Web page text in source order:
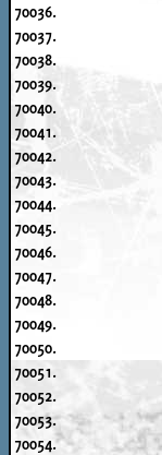
70036.
70037.
70038.
70039.
70040.
70041.
70042.
70043.
70044.
70045.
70046.
70047.
70048.
70049.
70050.
70051.
70052.
70053.
70054.